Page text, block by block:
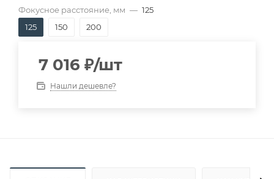
Фокусное расстояние, мм — 125
125
150 200
7 016 ₽/шт
Нашли дешевле?